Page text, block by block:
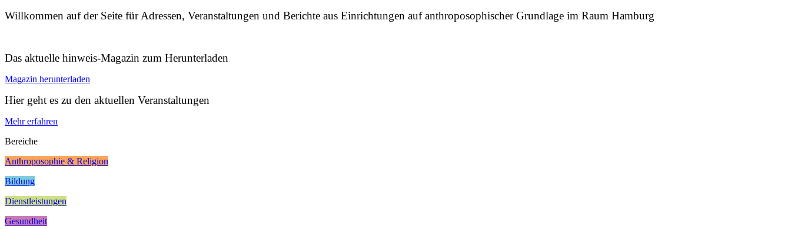
Willkommen auf der Seite für Adressen, Veranstaltungen und Berichte aus Einrichtungen auf anthroposophischer Grundlage im Raum Hamburg
Das aktuelle hinweis-Magazin zum Herunterladen
Magazin herunterladen
Hier geht es zu den aktuellen Veranstaltungen
Mehr erfahren
Bereiche
Anthroposophie & Religion
Bildung
Dienstleistungen
Gesundheit